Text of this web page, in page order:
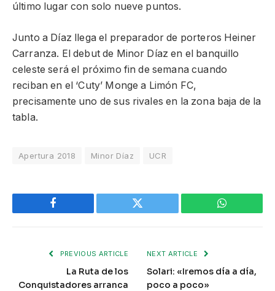
último lugar con solo nueve puntos.
Junto a Díaz llega el preparador de porteros Heiner
Carranza. El debut de Minor Díaz en el banquillo
celeste será el próximo fin de semana cuando
reciban en el ‘Cuty’ Monge a Limón FC,
precisamente uno de sus rivales en la zona baja de la
tabla.
Apertura 2018 Minor Díaz UCR
Facebook Twitter WhatsApp
PREVIOUS ARTICLE
La Ruta de los
Conquistadores arranca
NEXT ARTICLE
Solari: «Iremos día a día,
poco a poco»